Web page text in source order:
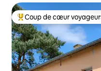
Coups de cœur
Coup de cœur